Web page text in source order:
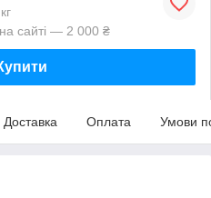
сайті — 2 000 ₴
Доставка Оплата Умови